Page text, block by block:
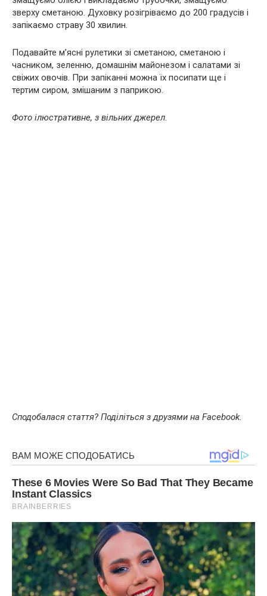
зверху сметаною. Духовку розігріваємо до 200 градусів і
запікаємо страву 30 хвилин.
Подавайте м’ясні рулетики зі сметаною, сметаною і
часником, зеленню, домашнім майонезом і салатами зі
свіжих овочів. При запіканні можна їх посипати ще і
тертим сиром, змішаним з паприкою.
Фото ілюстративне, з вільних джерел.
Сподобалася стаття? Поділіться з друзями на Facebook.